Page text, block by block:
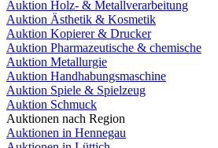
Auktion Holz- & Metallverarbeitung
Auktion Ästhetik & Kosmetik
Auktion Kopierer & Drucker
Auktion Pharmazeutische & chemische
Auktion Metallurgie
Auktion Handhabungsmaschine
Auktion Spiele & Spielzeug
Auktion Schmuck
Auktionen nach Region
Auktionen in Hennegau